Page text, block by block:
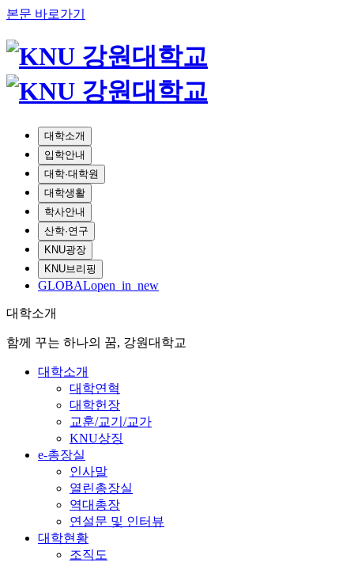
본문 바로가기
대학소개
입학안내
대학·대학원
대학생활
학사안내
산학·연구
KNU광장
KNU브리핑
GLOBALopen_in_new
대학소개
함께 꾸는 하나의 꿈, 강원대학교
대학소개
대학연혁
대학헌장
교훈/교기/교가
KNU상징
e-총장실
인사말
열린총장실
역대총장
연설문 및 인터뷰
대학현황
조직도